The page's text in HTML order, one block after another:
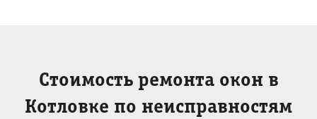
Стоимость ремонта окон в
Котловке по неисправностям